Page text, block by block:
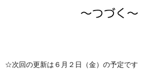
☆次回の更新は６月２日（金）の予定です